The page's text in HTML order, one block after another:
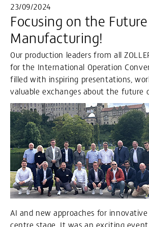
23/09/2024
Focusing on the
Manufacturing!
Our production leaders from all
for the International Operation
filled with inspiring presentations,
valuable exchanges about the future
AI and new approaches for
centre stage. It was an exciting